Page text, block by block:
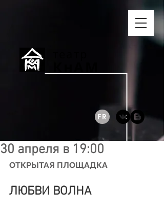
FR
30 апреля в 19:00
ОТКРЫТАЯ ПЛОЩАДКА
ЛЮБВИ ВОЛНА